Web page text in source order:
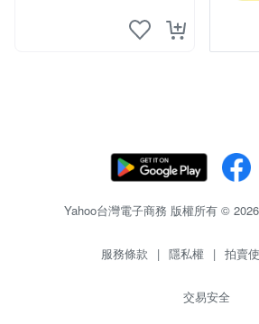
Yahoo台灣電子商務 版權所有 ©
服務條款 | 隱私權 | 拍賣
交易安全